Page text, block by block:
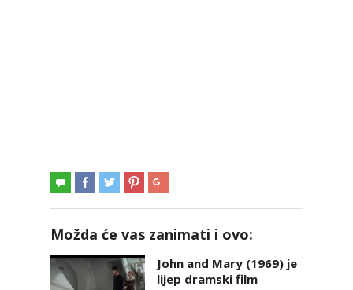
Možda će vas zanimati i ovo:
John and Mary (1969) je
lijep dramski film